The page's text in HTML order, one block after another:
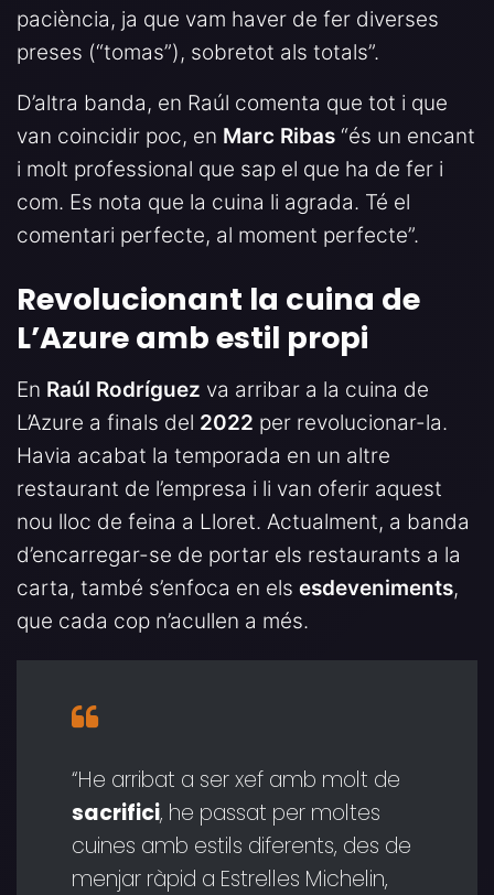
paciència, ja que vam haver de fer diverses
preses (“tomas”), sobretot als totals”.
D’altra banda, en Raúl comenta que tot i que
van coincidir poc, en Marc Ribas “és un encant
i molt professional que sap el que ha de fer i
com. Es nota que la cuina li agrada. Té el
comentari perfecte, al moment perfecte”.
Revolucionant la cuina de
L’Azure amb estil propi
En Raúl Rodríguez va arribar a la cuina de
L’Azure a finals del 2022 per revolucionar-la.
Havia acabat la temporada en un altre
restaurant de l’empresa i li van oferir aquest
nou lloc de feina a Lloret. Actualment, a banda
d’encarregar-se de portar els restaurants a la
carta, també s’enfoca en els esdeveniments,
que cada cop n’acullen a més.
“He arribat a ser xef amb molt de
sacrifici, he passat per moltes
cuines amb estils diferents, des de
menjar ràpid a Estrelles Michelin,